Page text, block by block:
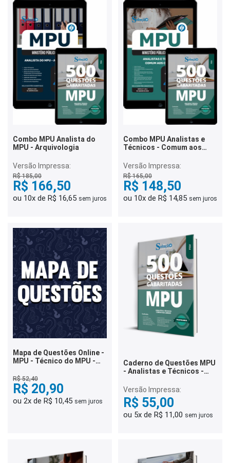
Combo MPU Analista do
MPU - Arquivologia
Versão Impressa:
R$ 185,00
R$ 166,50
ou 10x de R$ 16,65 sem juros
Combo MPU Analistas e
Técnicos - Comum aos
Versão Impressa:
R$ 165,00
R$ 148,50
ou 10x de R$ 14,85 sem juros
Mapa de Questões Online -
MPU - Técnico do MPU -
Questões
R$ 52,40
R$ 20,90
ou 2x de R$ 10,45 sem juros
Caderno de Questões MPU
- Analistas e Técnicos -
Questões Gabaritadas
Versão Impressa:
R$ 55,00
ou 5x de R$ 11,00 sem juros